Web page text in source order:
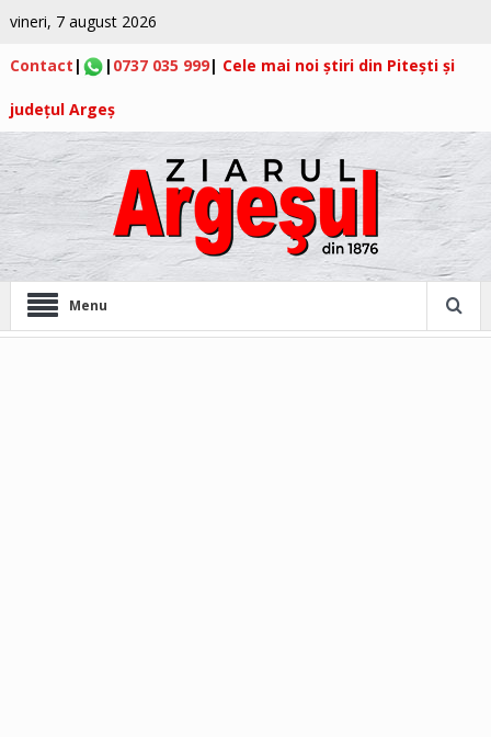
vineri, 7 august 2026
Contact | | 0737 035 999| Cele mai noi știri din Pitești și
județul Argeș
Menu